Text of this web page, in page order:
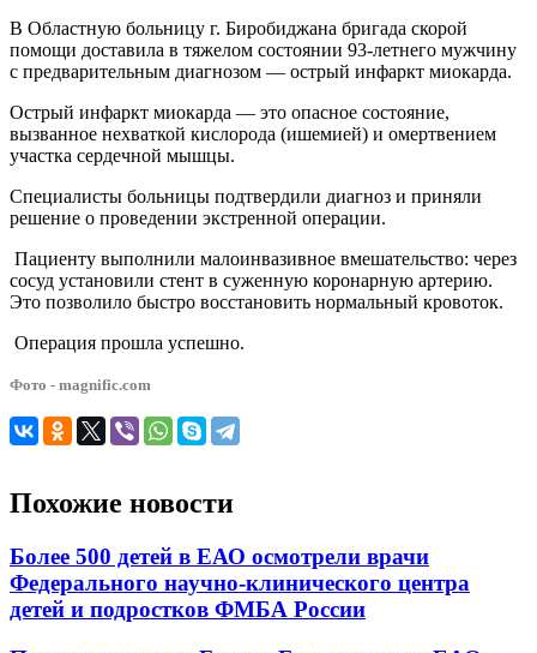
В Областную больницу г. Биробиджана бригада скорой
помощи доставила в тяжелом состоянии 93-летнего мужчину
с предварительным диагнозом — острый инфаркт миокарда.
Острый инфаркт миокарда — это опасное состояние,
вызванное нехваткой кислорода (ишемией) и омертвением
участка сердечной мышцы.
Специалисты больницы подтвердили диагноз и приняли
решение о проведении экстренной операции.
Пациенту выполнили малоинвазивное вмешательство: через
сосуд установили стент в суженную коронарную артерию.
Это позволило быстро восстановить нормальный кровоток.
Операция прошла успешно.
Фото - magnific.com
Похожие новости
Более 500 детей в ЕАО осмотрели врачи
Федерального научно-клинического центра
детей и подростков ФМБА России